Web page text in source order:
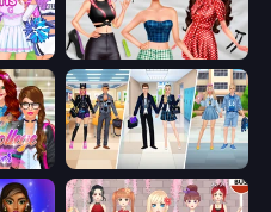
College Sport Team Makeover Brat Girl Summer
Superstar College Girls Makeover College Girl & Boy Makeover